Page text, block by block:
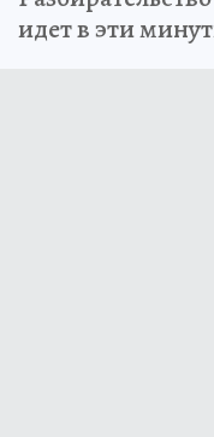
идет в эти